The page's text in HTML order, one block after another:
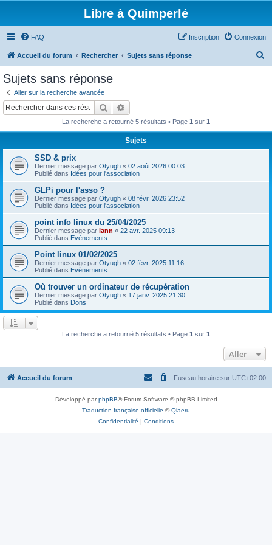
Libre à Quimperlé
FAQ Connexion
Inscription
Accueil du forum Rechercher Sujets sans réponse
Sujets sans réponse
Aller sur la recherche avancée
Rechercher
La recherche a retourné 5 résultats • Page 1 sur 1
Sujets
SSD & prix
Dernier message par Otyugh « 02 août 2026 00:03
Publié dans Idées pour l'association
GLPi pour l'asso ?
Dernier message par Otyugh « 08 févr. 2026 23:52
Publié dans Idées pour l'association
point info linux du 25/04/2025
Dernier message par lann « 22 avr. 2025 09:13
Publié dans Evènements
Point linux 01/02/2025
Dernier message par Otyugh « 02 févr. 2025 11:16
Publié dans Evènements
Où trouver un ordinateur de récupération
Dernier message par Otyugh « 17 janv. 2025 21:30
Publié dans Dons
La recherche a retourné 5 résultats • Page 1 sur 1
Aller
Accueil du forum Fuseau horaire sur UTC+02:00
Développé parphpBB® Forum Software © phpBB Limited
Traduction française officielle ©Qiaeru
Confidentialité | Conditions